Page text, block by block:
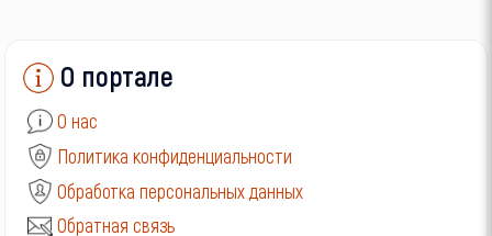
О портале
О нас
Политика конфиденциальности
Обработка персональных данных
Обратная связь